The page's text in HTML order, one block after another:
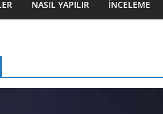
NASIL YAPILIR İNCELEME